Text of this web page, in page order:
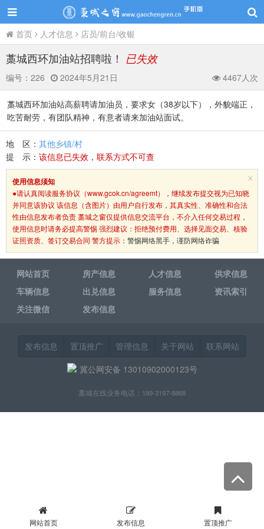
首页 人才信息 店员/前台/收银
藁城西环加油站招聘啦！ 已失效
编号： 226 2024年5月21日 4467人次
藁城西环加油站高薪聘请加油员，要求女（38岁以下），外貌端正，
吃苦耐劳，有团队精神，有意者请来加油站面试。
地 区： 其他乡镇/村
提 示： 该信息已失效，联系方式不可查
×
使用信息须知
●请认真阅读服务协议（www.gcok.cn/agreemt），继续发布提交视为已知晓
并同意该协议 该信息（含图片）由用户自行发布，其真实性、准确性和合法
性由信息发布者负责 藁城之窗仅提供信息交流平台，不介入任何交易过程，
使用信息时请务必提高警惕 强烈建议：拒绝预付费用、选择见面交易、核验
证照资质、签订交易合同 警方提示： 警惕网络黑手，谨防网络诈骗
网站首页 房产信息 人才信息
供求信息
车辆信息
出兑信息 服务信息
资讯索引
关注微信
发布信息
发布信息 置顶推广 管理信息 关于网站
联系网站
冀公网安备 13010902000123号
藁城在线业务电话：189-3197-8868
网站首页 发布信息 置顶推广